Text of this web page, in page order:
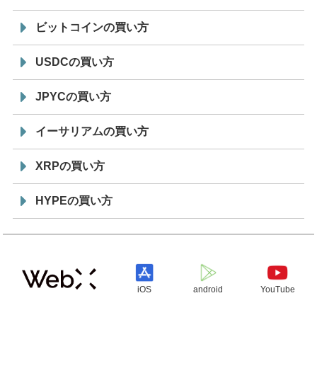
ビットコインの買い方
USDCの買い方
JPYCの買い方
イーサリアムの買い方
XRPの買い方
HYPEの買い方
iOS android YouTube